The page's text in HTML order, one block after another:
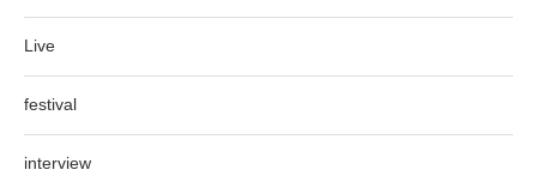
Live
festival
interview